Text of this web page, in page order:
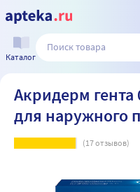
Каталог
Акридерм гента
для наружного
(17отзывов)